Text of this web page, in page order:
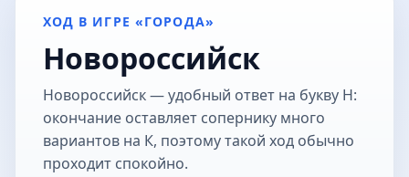
ХОД В ИГРЕ «ГОРОДА»
Новороссийск
Новороссийск — удобный ответ на букву Н:
окончание оставляет сопернику много
вариантов на К, поэтому такой ход обычно
проходит спокойно.